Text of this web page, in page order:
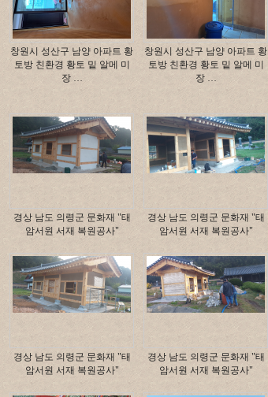
창원시 성산구 남양 아파트 황
토방 친환경 황토 밑 알메 미
장 …
창원시 성산구 남양 아파트 황
토방 친환경 황토 밑 알메 미
장 …
경상 남도 의령군 문화재 "태
암서원 서재 복원공사"
경상 남도 의령군 문화재 "태
암서원 서재 복원공사"
경상 남도 의령군 문화재 "태
암서원 서재 복원공사"
경상 남도 의령군 문화재 "태
암서원 서재 복원공사"